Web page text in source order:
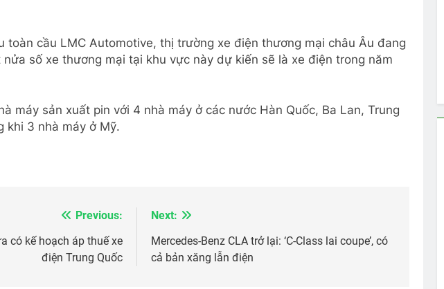
toàn cầu LMC Automotive, thị trường xe điện thương mại châu Âu đang
số xe thương mại tại khu vực này dự kiến sẽ là xe điện trong năm
máy sản xuất pin với 4 nhà máy ở các nước Hàn Quốc, Ba Lan, Trung
khi 3 nhà máy ở Mỹ.
Previous:
có kế hoạch áp thuế xe
điện Trung Quốc
Next:
Mercedes-Benz CLA trở lại: ‘C-Class lai coupe’, có
cả bản xăng lẫn điện